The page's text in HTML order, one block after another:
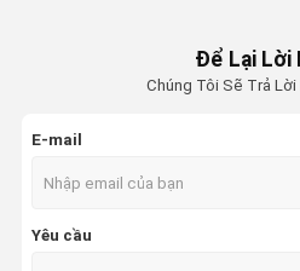
Máy đào SEAL KIT
Bộ phận ngắt thủy lực
Máy đập búa thủy lực
Để Lại Lời
Chúng Tôi Sẽ Trả Lời
E-mail
Yêu cầu